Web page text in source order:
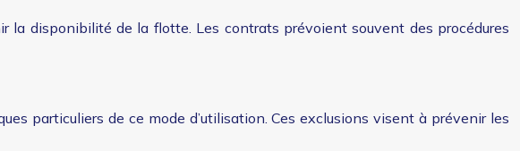
la disponibilité de la flotte. Les contrats prévoient souvent des procédures
particuliers de ce mode d’utilisation. Ces exclusions visent à prévenir les